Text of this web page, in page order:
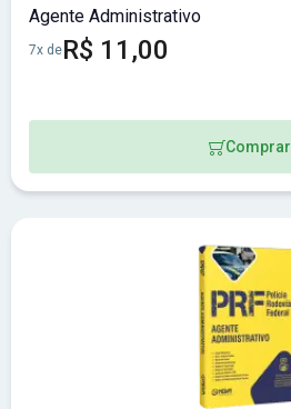
Agente Administrativo
7x deR$ 11,00
Comprar